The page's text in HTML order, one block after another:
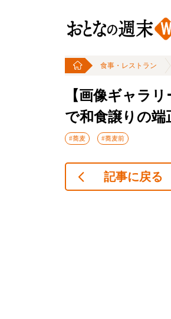
食事・レストラン
【画像ギャラ
で和食譲りの端
#蕎麦 #蕎麦前
記事に戻る